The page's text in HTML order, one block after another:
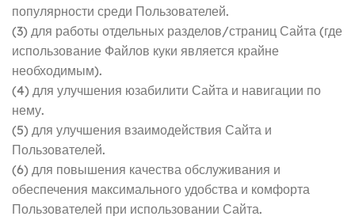
популярности среди Пользователей.
(3) для работы отдельных разделов/страниц Сайта (где
использование Файлов куки является крайне
необходимым).
(4) для улучшения юзабилити Сайта и навигации по
нему.
(5) для улучшения взаимодействия Сайта и
Пользователей.
(6) для повышения качества обслуживания и
обеспечения максимального удобства и комфорта
Пользователей при использовании Сайта.